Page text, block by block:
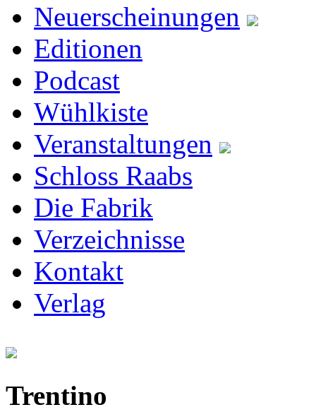
Neuerscheinungen
Editionen
Podcast
Wühlkiste
Veranstaltungen
Schloss Raabs
Die Fabrik
Verzeichnisse
Kontakt
Verlag
Trentino